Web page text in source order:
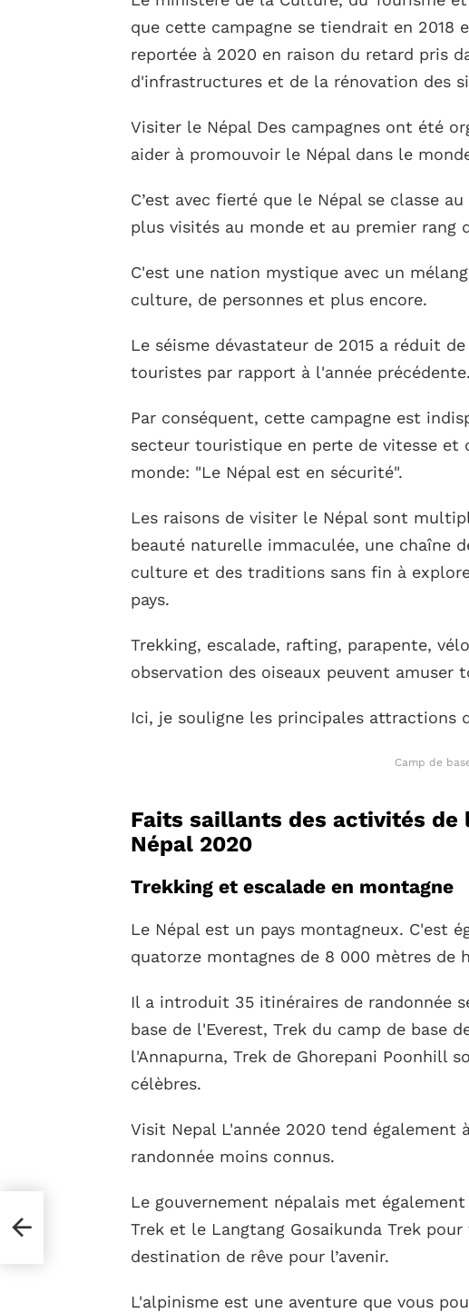
que cette campagne se tiendrait en 2018
reportée à 2020 en raison du retard pris
d'infrastructures et de la rénovation des
Visiter le Népal Des campagnes ont été
aider à promouvoir le Népal dans le
C’est avec fierté que le Népal se classe
plus visités au monde et au premier rang
C'est une nation mystique avec un
culture, de personnes et plus encore.
Le séisme dévastateur de 2015 a réduit
touristes par rapport à l'année précédente.
Par conséquent, cette campagne est
secteur touristique en perte de vitesse et
monde: "Le Népal est en sécurité".
Les raisons de visiter le Népal sont
beauté naturelle immaculée, une chaîne
culture et des traditions sans fin à
pays.
Trekking, escalade, rafting, parapente,
observation des oiseaux peuvent amuser
Ici, je souligne les principales attractions
Camp de
Faits saillants des activités de
Népal 2020
Trekking et escalade en montagne
Le Népal est un pays montagneux. C'est
quatorze montagnes de 8 000 mètres de
Il a introduit 35 itinéraires de randonnée
base de l'Everest, Trek du camp de base
l'Annapurna, Trek de Ghorepani Poonhill
célèbres.
Visit Nepal L'année 2020 tend également
randonnée moins connus.
Le gouvernement népalais met
Trek et le Langtang Gosaikunda Trek
destination de rêve pour l’avenir.
L'alpinisme est une aventure que vous